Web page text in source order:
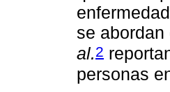
se
al.2
personas